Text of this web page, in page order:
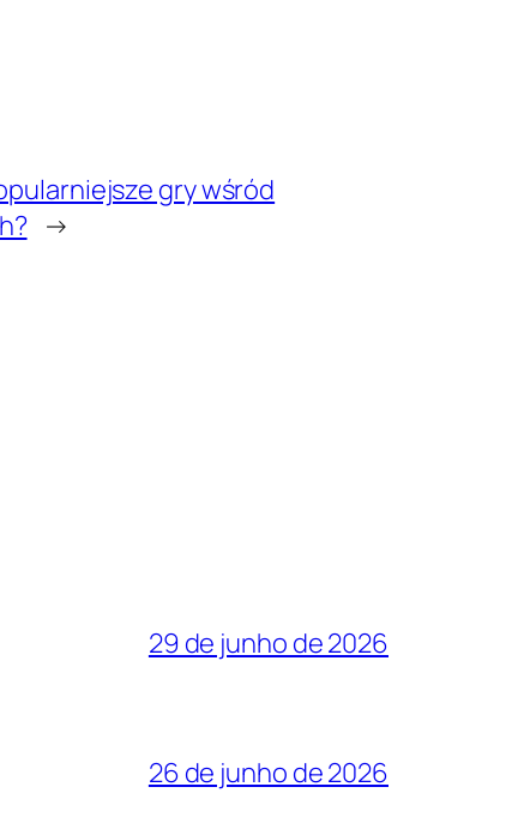
gry wśród
→
29 de junho de 2026
26 de junho de 2026